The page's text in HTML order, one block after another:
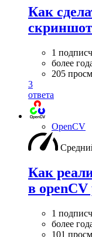
Как
1
более
205
3
ответа
OpenCV
Как
в
1
более
101